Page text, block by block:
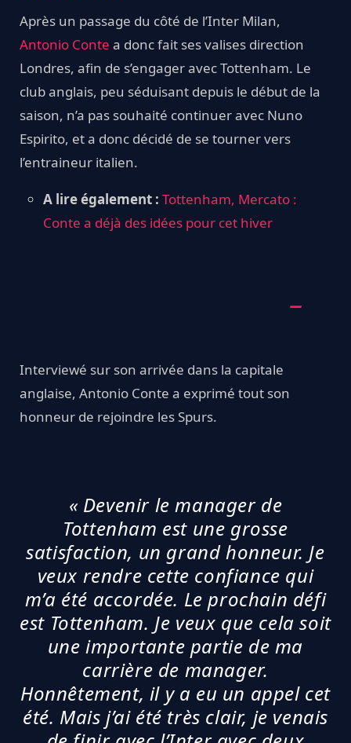
Après un passage du côté de l’Inter Milan,
Antonio Conte a donc fait ses valises direction
Londres, afin de s’engager avec Tottenham. Le
club anglais, peu séduisant depuis le début de la
saison, n’a pas souhaité continuer avec Nuno
Espirito, et a donc décidé de se tourner vers
l’entraineur italien.
A lire également : Tottenham, Mercato :
Conte a déjà des idées pour cet hiver
Interviewé sur son arrivée dans la capitale
anglaise, Antonio Conte a exprimé tout son
honneur de rejoindre les Spurs.
« Devenir le manager de
Tottenham est une grosse
satisfaction, un grand honneur. Je
veux rendre cette confiance qui
m’a été accordée. Le prochain défi
est Tottenham. Je veux que cela soit
une importante partie de ma
carrière de manager.
Honnêtement, il y a eu un appel cet
été. Mais j’ai été très clair, je venais